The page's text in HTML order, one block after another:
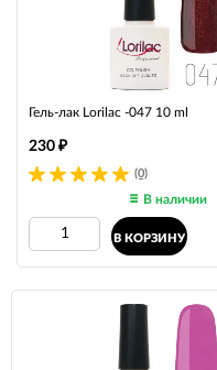
Гель-лак Lorilac -047 10 ml
(0)
230 ₽
В наличии
В КОРЗИНУ